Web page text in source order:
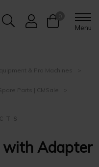
Menu
& Pro Machines
Parts | CMSale
T S
Adapter